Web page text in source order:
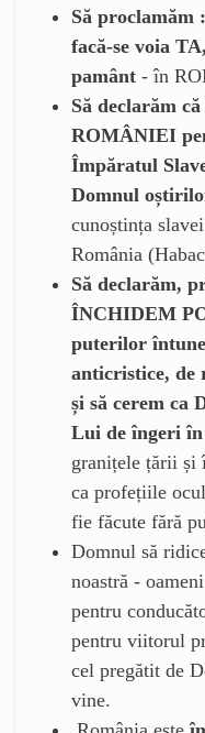
Să proclamăm
facă-se voia
pamânt - în
Să declarăm
ROMÂNIEI
Împăratul
Domnul
cunoștința
România
Să declarăm,
ÎNCHIDEM
puterilor
anticristice, de
și să cerem ca
Lui de îngeri
granițele țării și
ca profețiile
fie făcute fără
Domnul să
noastră -
pentru
pentru viitorul
cel pregătit de
vine.